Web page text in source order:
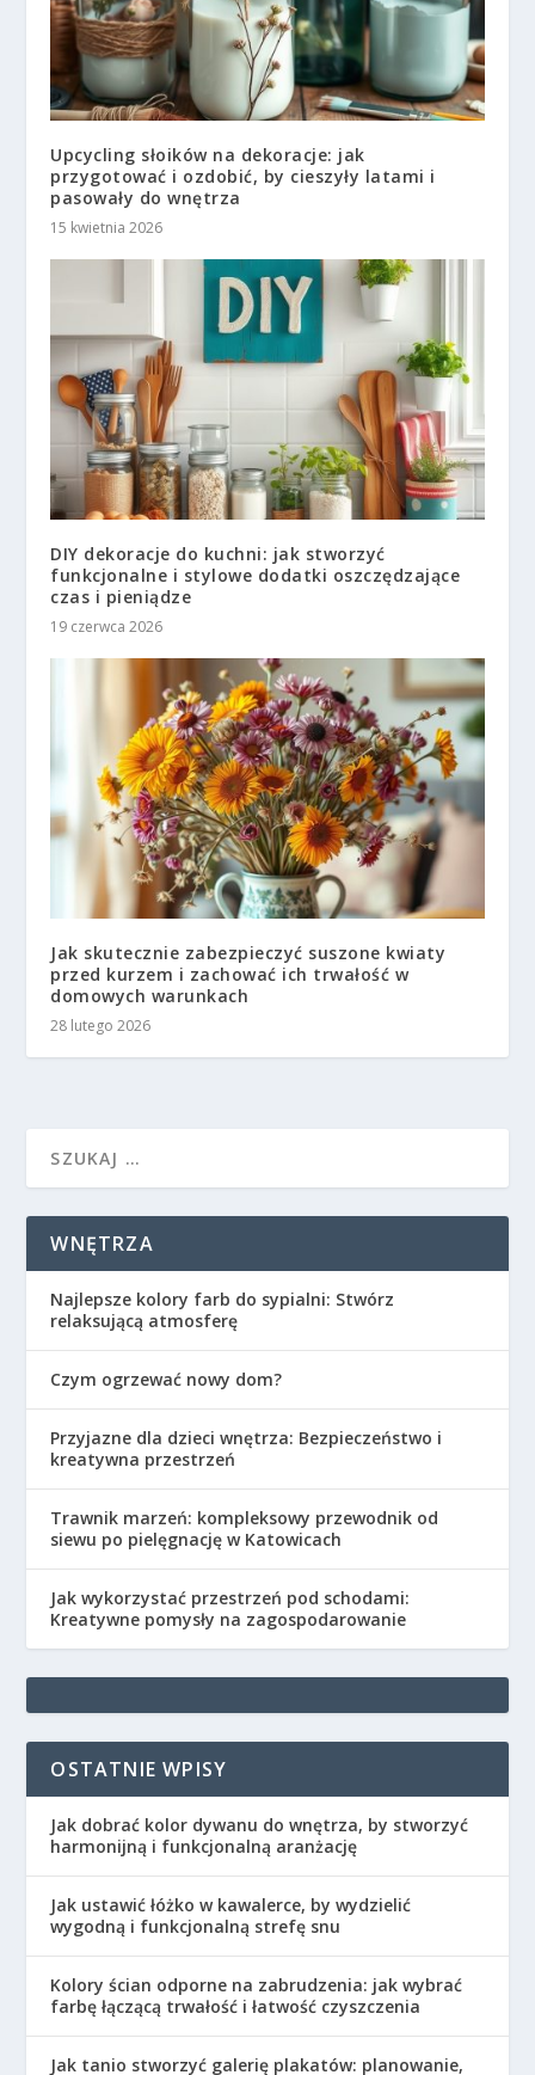
Upcycling słoików na dekoracje: jak
przygotować i ozdobić, by cieszyły latami i
pasowały do wnętrza
15 kwietnia 2026
DIY dekoracje do kuchni: jak stworzyć
funkcjonalne i stylowe dodatki oszczędzające
czas i pieniądze
19 czerwca 2026
Jak skutecznie zabezpieczyć suszone kwiaty
przed kurzem i zachować ich trwałość w
domowych warunkach
28 lutego 2026
WNĘTRZA
Najlepsze kolory farb do sypialni: Stwórz
relaksującą atmosferę
Czym ogrzewać nowy dom?
Przyjazne dla dzieci wnętrza: Bezpieczeństwo i
kreatywna przestrzeń
Trawnik marzeń: kompleksowy przewodnik od
siewu po pielęgnację w Katowicach
Jak wykorzystać przestrzeń pod schodami:
Kreatywne pomysły na zagospodarowanie
OSTATNIE WPISY
Jak dobrać kolor dywanu do wnętrza, by stworzyć
harmonijną i funkcjonalną aranżację
Jak ustawić łóżko w kawalerce, by wydzielić
wygodną i funkcjonalną strefę snu
Kolory ścian odporne na zabrudzenia: jak wybrać
farbę łączącą trwałość i łatwość czyszczenia
Jak tanio stworzyć galerię plakatów: planowanie,